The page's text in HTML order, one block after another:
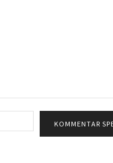
Mail:*